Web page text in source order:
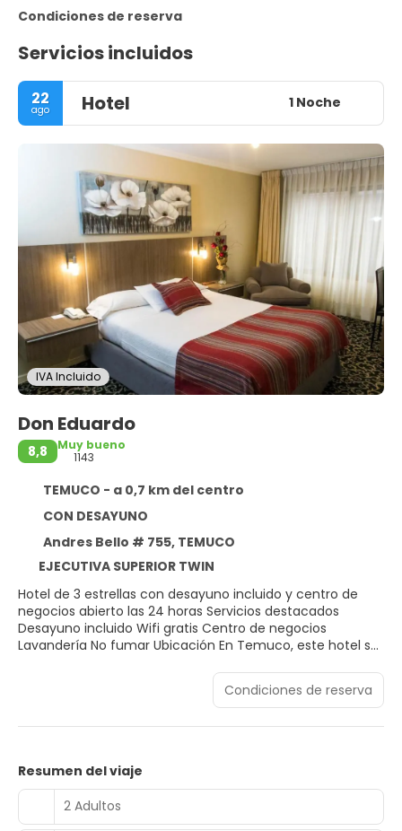
Condiciones de reserva
Servicios incluidos
22
ago Hotel 1 Noche
IVA Incluido
Don Eduardo
8,8
Muy bueno
1143
TEMUCO - a 0,7 km del centro
CON DESAYUNO
Andres Bello # 755, TEMUCO
EJECUTIVA SUPERIOR TWIN
Hotel de 3 estrellas con desayuno incluido y centro de
negocios abierto las 24 horas Servicios destacados
Desayuno incluido Wifi gratis Centro de negocios
Lavandería No fumar Ubicación En Temuco, este hotel se
Catedral de Temuco. Plaza Teodoro Schmidt y Mercado
municipal de Temuco también se encuentran a 10
minutos. Características del hotel Este hotel para no
fumadores dispone de un centro de negocios disponible
horas. También se ofrecen desayuno buffet gratuito y
wifi gratis en las áreas públicas. También dispone de una
sala de computadoras, periódicos gratuitos y una caja de
seguridad en la recepción. Servicios y comodidades de las
Condiciones de reserva
Resumen del viaje
2 Adultos